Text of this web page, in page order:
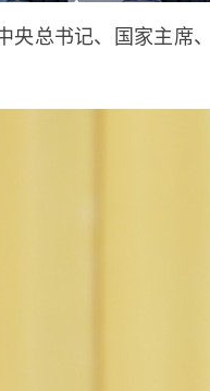
央总书记、国家主席